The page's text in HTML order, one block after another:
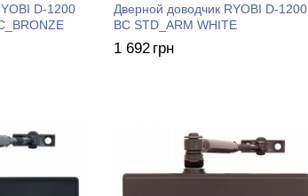
D-1200
Дверной доводчик RYOBI D-1200
BC STD_ARM WHITE
1 692 грн